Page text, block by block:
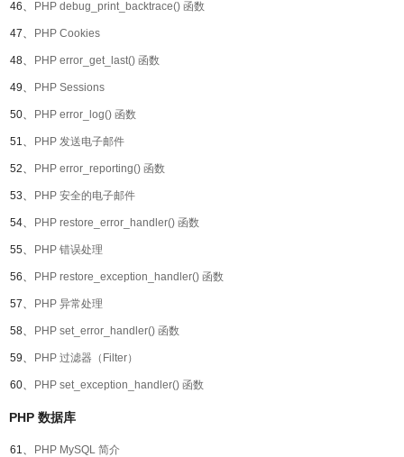
46、 PHP debug_print_backtrace() 函数
47、 PHP Cookies
48、 PHP error_get_last() 函数
49、 PHP Sessions
50、 PHP error_log() 函数
51、 PHP 发送电子邮件
52、 PHP error_reporting() 函数
53、 PHP 安全的电子邮件
54、 PHP restore_error_handler() 函数
55、 PHP 错误处理
56、 PHP restore_exception_handler() 函数
57、 PHP 异常处理
58、 PHP set_error_handler() 函数
59、 PHP 过滤器（Filter）
60、 PHP set_exception_handler() 函数
PHP 数据库
61、 PHP MySQL 简介